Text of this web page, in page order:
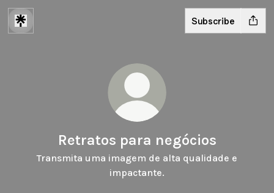
Subscribe
Retratos para negócios
Transmita uma imagem de alta qualidade e
impactante.